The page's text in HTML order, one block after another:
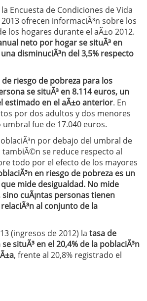
Encuesta de Condiciones de Vida
2013 ofrecen informaciÃ³n sobre los
los hogares durante el aÃ±o 2012.
neto por hogar se situÃ³ en
disminuciÃ³n del 3,5% respecto
riesgo de pobreza para los
se situÃ³ en 8.114 euros, un
estimado en el aÃ±o anterior. En
por dos adultos y dos menores
umbral fue de 17.040 euros.
por debajo del umbral de
tambiÃ©n se reduce respecto al
todo por el efecto de los mayores
en riesgo de pobreza es un
mide desigualdad. No mide
cuÃ¡ntas personas tienen
al conjunto de la
(ingresos de 2012) la tasa de
situÃ³ en el 20,4% de la poblaciÃ³n
, frente al 20,8% registrado el